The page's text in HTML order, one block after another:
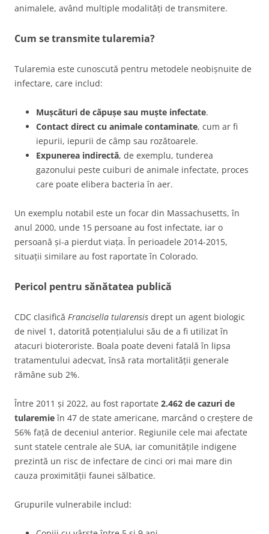
animalele, având multiple modalități de transmitere.
Cum se transmite tularemia?
Tularemia este cunoscută pentru metodele neobișnuite de
infectare, care includ:
Mușcături de căpușe sau muște infectate.
Contact direct cu animale contaminate, cum ar fi
iepurii, iepurii de câmp sau rozătoarele.
Expunerea indirectă, de exemplu, tunderea
gazonului peste cuiburi de animale infectate, proces
care poate elibera bacteria în aer.
Un exemplu notabil este un focar din Massachusetts, în
anul 2000, unde 15 persoane au fost infectate, iar o
persoană și-a pierdut viața. În perioadele 2014-2015,
situații similare au fost raportate în Colorado.
Pericol pentru sănătatea publică
CDC clasifică Francisella tularensis drept un agent biologic
de nivel 1, datorită potențialului său de a fi utilizat în
atacuri bioteroriste. Boala poate deveni fatală în lipsa
tratamentului adecvat, însă rata mortalității generale
rămâne sub 2%.
Între 2011 și 2022, au fost raportate 2.462 de cazuri de
tularemieîn 47 de state americane, marcând o creștere de
56% față de deceniul anterior. Regiunile cele mai afectate
sunt statele centrale ale SUA, iar comunitățile indigene
prezintă un risc de infectare de cinci ori mai mare din
cauza proximității faunei sălbatice.
Grupurile vulnerabile includ: